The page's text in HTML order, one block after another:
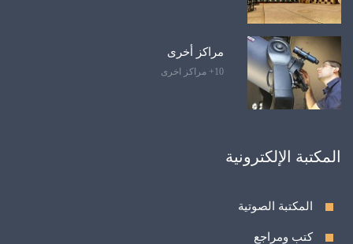
مراكز أخرى
10+ مراكز اخرى
المكتبة الإلكترونية
المكتبة الصوتية
كتب ومراجع